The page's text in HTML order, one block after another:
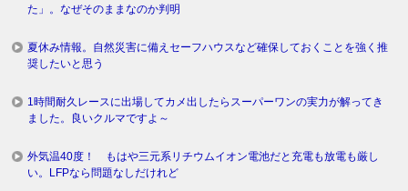
た」。なぜそのままなのか判明
夏休み情報。自然災害に備えセーフハウスなど確保しておくことを強く推
奨したいと思う
1時間耐久レースに出場してカメ出したらスーパーワンの実力が解ってき
ました。良いクルマですよ～
外気温40度！ もはや三元系リチウムイオン電池だと充電も放電も厳し
い。LFPなら問題なしだけれど